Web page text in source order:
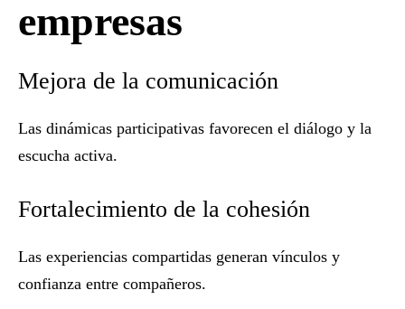
empresas
Mejora de la comunicación
Las dinámicas participativas favorecen el diálogo y la
escucha activa.
Fortalecimiento de la cohesión
Las experiencias compartidas generan vínculos y
confianza entre compañeros.